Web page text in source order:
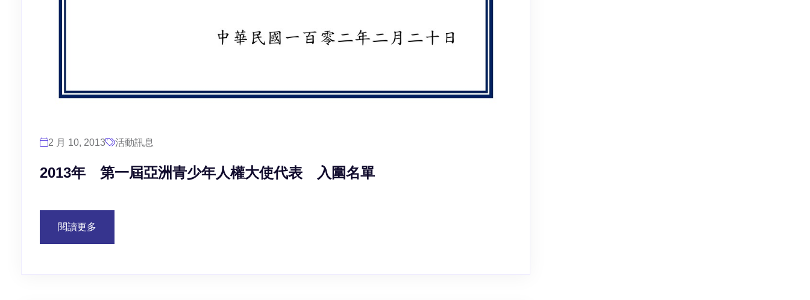
2 月 10, 2013 活動訊息
2013年 第一屆亞洲青少年人權大使代表 入圍名單
閱讀更多